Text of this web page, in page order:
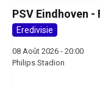
PSV Eindhoven
Eredivisie
08 Août 2026 - 20:00
Philips Stadion